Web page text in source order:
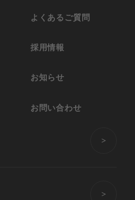
よくあるご質問
採用情報
お知らせ
お問い合わせ